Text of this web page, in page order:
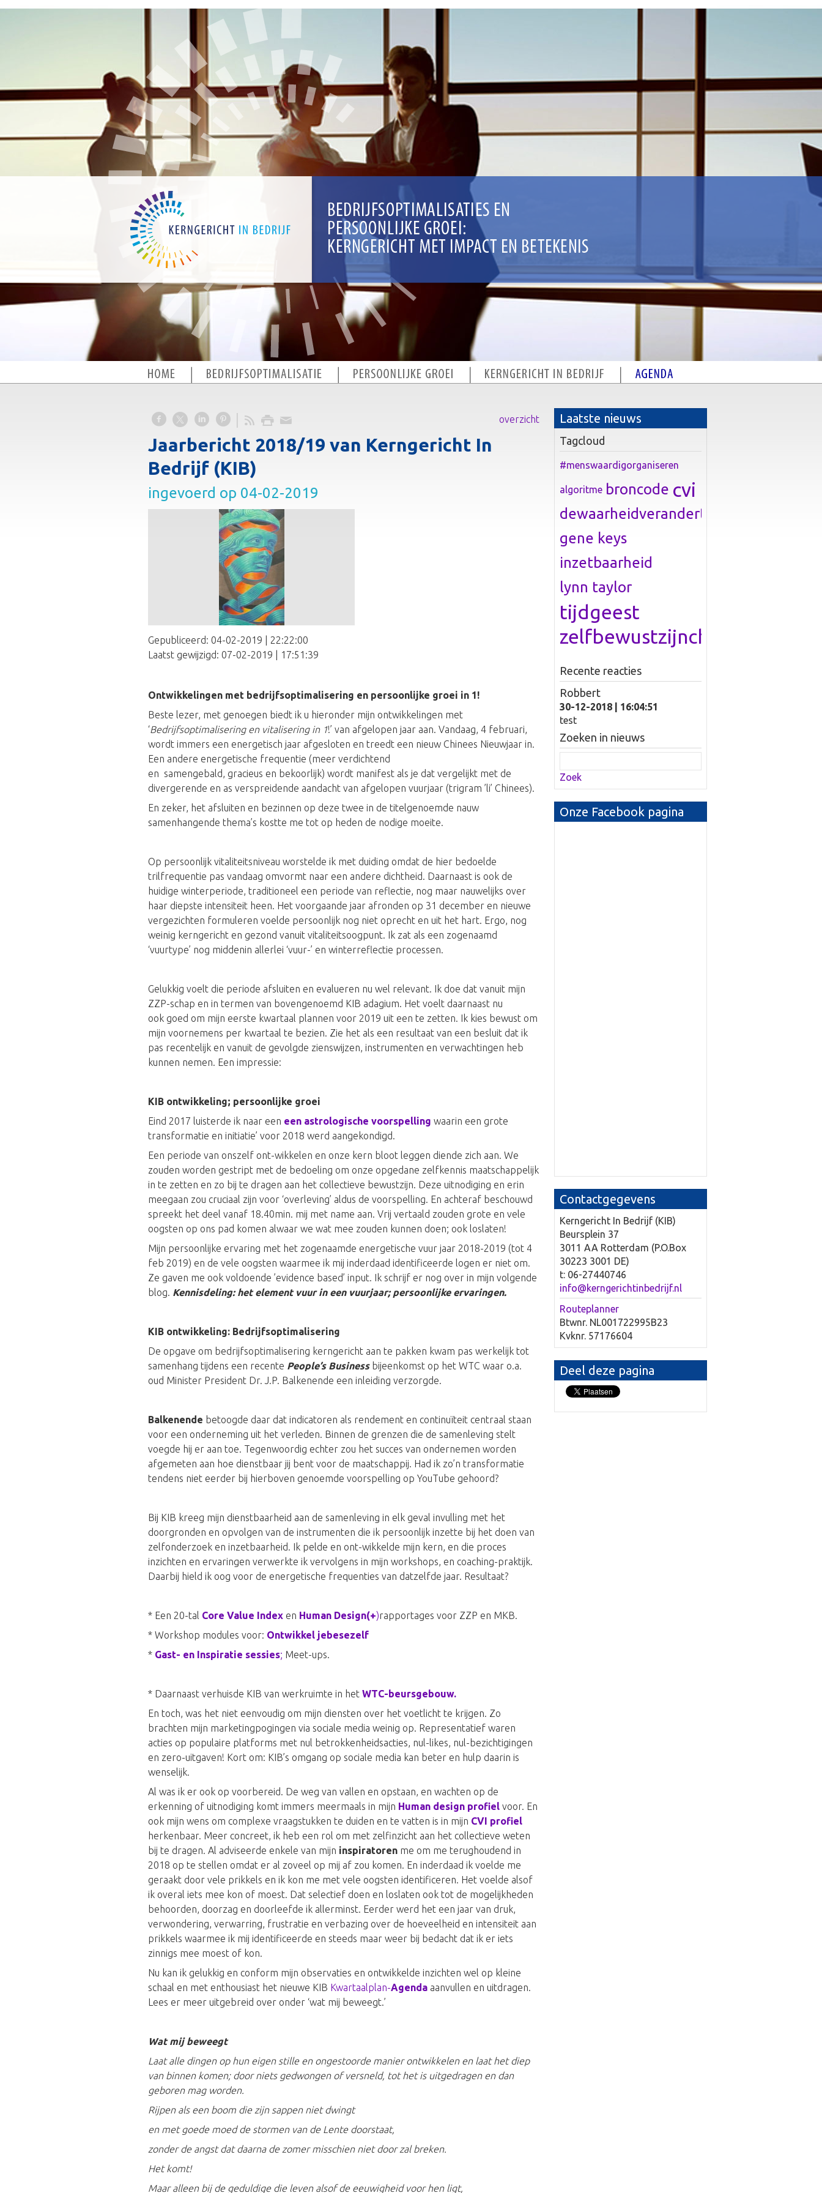
overzicht
Jaarbericht 2018/19 van Kerngericht In
Bedrijf (KIB)
ingevoerd op 04-02-2019
Gepubliceerd: 04-02-2019 | 22:22:00
Laatst gewijzigd: 07-02-2019 | 17:51:39
Ontwikkelingen met bedrijfsoptimalisering en persoonlijke groei in 1!
Beste lezer, met genoegen biedt ik u hieronder mijn ontwikkelingen met
‘Bedrijfsoptimalisering en vitalisering in 1!’ van afgelopen jaar aan. Vandaag, 4 februari,
wordt immers een energetisch jaar afgesloten en treedt een nieuw Chinees Nieuwjaar in.
Een andere energetische frequentie (meer verdichtend
en samengebald, gracieus en bekoorlijk) wordt manifest als je dat vergelijkt met de
divergerende en as verspreidende aandacht van afgelopen vuurjaar (trigram ’li’ Chinees).
En zeker, het afsluiten en bezinnen op deze twee in de titelgenoemde nauw
samenhangende thema’s kostte me tot op heden de nodige moeite.
Op persoonlijk vitaliteitsniveau worstelde ik met duiding omdat de hier bedoelde
trilfrequentie pas vandaag omvormt naar een andere dichtheid. Daarnaast is ook de
huidige winterperiode, traditioneel een periode van reflectie, nog maar nauwelijks over
haar diepste intensiteit heen. Het voorgaande jaar afronden op 31 december en nieuwe
vergezichten formuleren voelde persoonlijk nog niet oprecht en uit het hart. Ergo, nog
weinig kerngericht en gezond vanuit vitaliteitsoogpunt. Ik zat als een zogenaamd
‘vuurtype’ nog middenin allerlei ‘vuur-’ en winterreflectie processen.
Gelukkig voelt die periode afsluiten en evalueren nu wel relevant. Ik doe dat vanuit mijn
ZZP-schap en in termen van bovengenoemd KIB adagium. Het voelt daarnaast nu
ook goed om mijn eerste kwartaal plannen voor 2019 uit een te zetten. Ik kies bewust om
mijn voornemens per kwartaal te bezien. Zie het als een resultaat van een besluit dat ik
pas recentelijk en vanuit de gevolgde zienswijzen, instrumenten en verwachtingen heb
kunnen nemen. Een impressie:
KIB ontwikkeling; persoonlijke groei
Eind 2017 luisterde ik naar een een astrologische voorspelling waarin een grote
transformatie en initiatie’ voor 2018 werd aangekondigd.
Een periode van onszelf ont-wikkelen en onze kern bloot leggen diende zich aan. We
zouden worden gestript met de bedoeling om onze opgedane zelfkennis maatschappelijk
in te zetten en zo bij te dragen aan het collectieve bewustzijn. Deze uitnodiging en erin
meegaan zou cruciaal zijn voor ‘overleving’ aldus de voorspelling. En achteraf beschouwd
spreekt het deel vanaf 18.40min. mij met name aan. Vrij vertaald zouden grote en vele
oogsten op ons pad komen alwaar we wat mee zouden kunnen doen; ook loslaten!
Mijn persoonlijke ervaring met het zogenaamde energetische vuur jaar 2018-2019 (tot 4
feb 2019) en de vele oogsten waarmee ik mij inderdaad identificeerde logen er niet om.
Ze gaven me ook voldoende ’evidence based’ input. Ik schrijf er nog over in mijn volgende
blog. Kennisdeling: het element vuur in een vuurjaar; persoonlijke ervaringen.
KIB ontwikkeling: Bedrijfsoptimalisering
De opgave om bedrijfsoptimalisering kerngericht aan te pakken kwam pas werkelijk tot
samenhang tijdens een recente People’s Business bijeenkomst op het WTC waar o.a.
oud Minister President Dr. J.P. Balkenende een inleiding verzorgde.
Balkenende betoogde daar dat indicatoren als rendement en continuïteit centraal staan
voor een onderneming uit het verleden. Binnen de grenzen die de samenleving stelt
voegde hij er aan toe. Tegenwoordig echter zou het succes van ondernemen worden
afgemeten aan hoe dienstbaar jij bent voor de maatschappij. Had ik zo’n transformatie
tendens niet eerder bij hierboven genoemde voorspelling op YouTube gehoord?
Bij KIB kreeg mijn dienstbaarheid aan de samenleving in elk geval invulling met het
doorgronden en opvolgen van de instrumenten die ik persoonlijk inzette bij het doen van
zelfonderzoek en inzetbaarheid. Ik pelde en ont-wikkelde mijn kern, en die proces
inzichten en ervaringen verwerkte ik vervolgens in mijn workshops, en coaching-praktijk.
Daarbij hield ik oog voor de energetische frequenties van datzelfde jaar. Resultaat?
* Een 20-tal Core Value Index en Human Design(+)rapportages voor ZZP en MKB.
* Workshop modules voor: Ontwikkel jebesezelf
* Gast- en Inspiratie sessies; Meet-ups.
* Daarnaast verhuisde KIB van werkruimte in het WTC-beursgebouw.
En toch, was het niet eenvoudig om mijn diensten over het voetlicht te krijgen. Zo
brachten mijn marketingpogingen via sociale media weinig op. Representatief waren
acties op populaire platforms met nul betrokkenheidsacties, nul-likes, nul-bezichtigingen
en zero-uitgaven! Kort om: KIB’s omgang op sociale media kan beter en hulp daarin is
wenselijk.
Al was ik er ook op voorbereid. De weg van vallen en opstaan, en wachten op de
erkenning of uitnodiging komt immers meermaals in mijn Human design profiel voor. En
ook mijn wens om complexe vraagstukken te duiden en te vatten is in mijn CVI profiel
herkenbaar. Meer concreet, ik heb een rol om met zelfinzicht aan het collectieve weten
bij te dragen. Al adviseerde enkele van mijn inspiratoren me om me terughoudend in
2018 op te stellen omdat er al zoveel op mij af zou komen. En inderdaad ik voelde me
geraakt door vele prikkels en ik kon me met vele oogsten identificeren. Het voelde alsof
ik overal iets mee kon of moest. Dat selectief doen en loslaten ook tot de mogelijkheden
behoorden, doorzag en doorleefde ik allerminst. Eerder werd het een jaar van druk,
verwondering, verwarring, frustratie en verbazing over de hoeveelheid en intensiteit aan
prikkels waarmee ik mij identificeerde en steeds maar weer bij bedacht dat ik er iets
zinnigs mee moest of kon.
Nu kan ik gelukkig en conform mijn observaties en ontwikkelde inzichten wel op kleine
schaal en met enthousiast het nieuwe KIB Kwartaalplan-Agenda aanvullen en uitdragen.
Lees er meer uitgebreid over onder ‘wat mij beweegt.’
Wat mij beweegt
Laat alle dingen op hun eigen stille en ongestoorde manier ontwikkelen en laat het diep
van binnen komen; door niets gedwongen of versneld, tot het is uitgedragen en dan
geboren mag worden.
Rijpen als een boom die zijn sappen niet dwingt
en met goede moed de stormen van de Lente doorstaat,
zonder de angst dat daarna de zomer misschien niet door zal breken.
Het komt!
Maar alleen bij de geduldige die leven alsof de eeuwigheid voor hen ligt,
Laatste nieuws
Tagcloud
#menswaardigorganiseren
algoritme broncode cvi
dewaarheidverandert
gene keys
inzetbaarheid
lynn taylor
tijdgeest
zelfbewustzijncheckup
Recente reacties
Robbert
30-12-2018 | 16:04:51
test
Zoeken in nieuws
Zoek
Onze Facebook pagina
Contactgegevens
Kerngericht In Bedrijf (KIB)
Beursplein 37
3011 AA Rotterdam (P.O.Box
30223 3001 DE)
t: 06-27440746
info@kerngerichtinbedrijf.nl
Routeplanner
Btwnr. NL001722995B23
Kvknr. 57176604
Deel deze pagina